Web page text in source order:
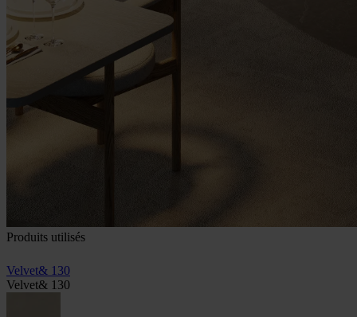
Produits utilisés
Velvet& 130
Velvet& 130